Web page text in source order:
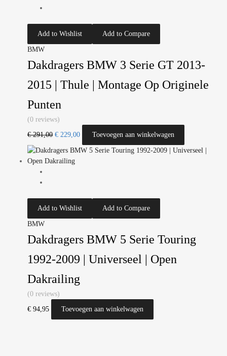
Add to Wishlist Add to Compare
BMW
Dakdragers BMW 3 Serie GT 2013-
2015 | Thule | Montage Op Originele
Punten
(0 reviews)
€291,00 € 229,00 Toevoegen aan winkelwagen
Add to Wishlist Add to Compare
BMW
Dakdragers BMW 5 Serie Touring
1992-2009 | Universeel | Open
Dakrailing
(0 reviews)
€ 94,95 Toevoegen aan winkelwagen